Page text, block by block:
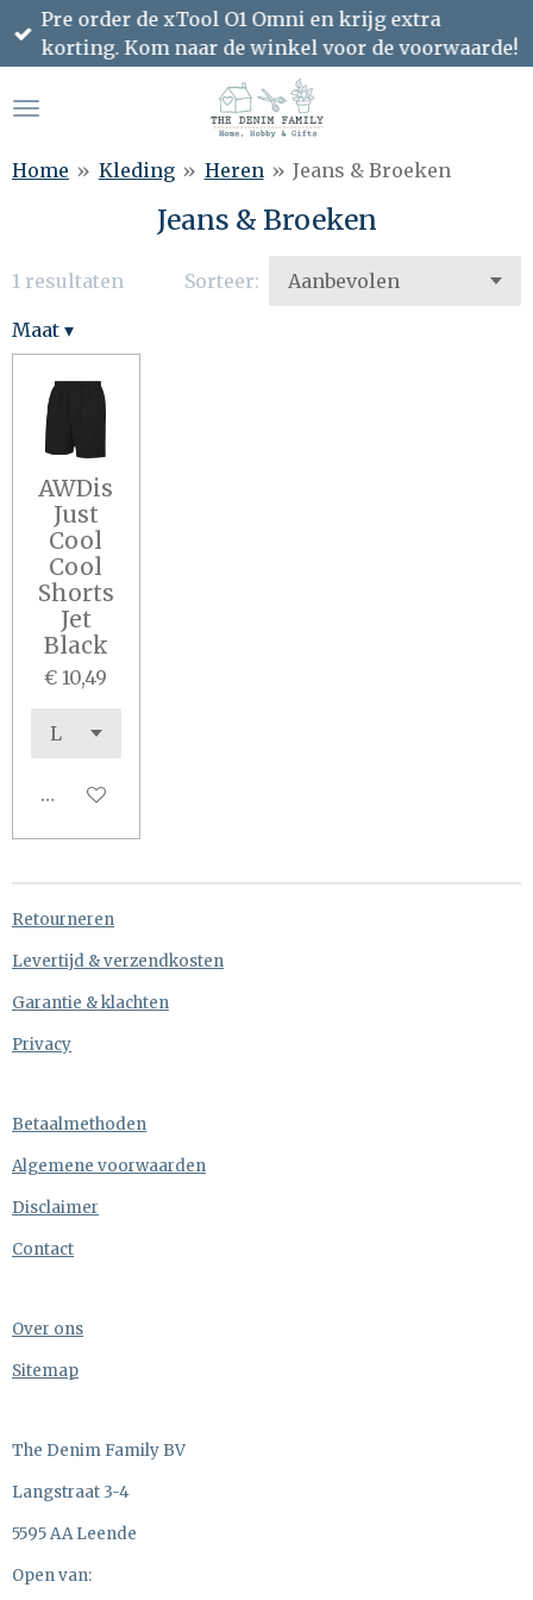
Ga
direct
de
Pre order de xTool O1 Omni en krijg extra
korting. Kom naar de winkel voor de voorwaarde!
Home » Kleding » Heren » Jeans & Broeken
Jeans & Broeken
1 resultaten Sorteer:
Maat ▾
AWDis
Just
Cool
Cool
Shorts
Jet
Black
€ 10,49
In winkelwagen
Retourneren
Levertijd & verzendkosten
Garantie & klachten
Privacy
Betaalmethoden
Algemene voorwaarden
Disclaimer
Contact
Over ons
Sitemap
The Denim Family BV
Langstraat 3-4
5595 AA Leende
Open van: